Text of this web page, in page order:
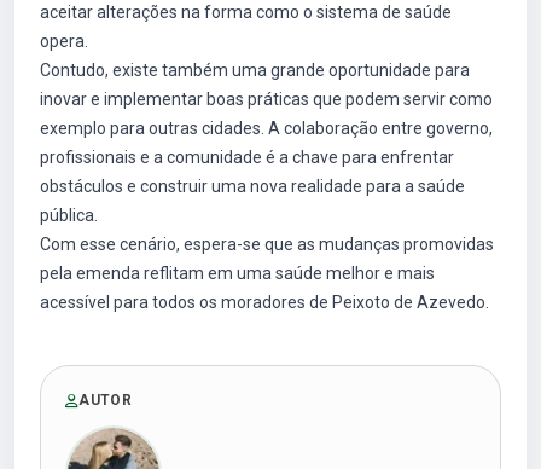
aceitar alterações na forma como o sistema de saúde
opera.
Contudo, existe também uma grande oportunidade para
inovar e implementar boas práticas que podem servir como
exemplo para outras cidades. A colaboração entre governo,
profissionais e a comunidade é a chave para enfrentar
obstáculos e construir uma nova realidade para a saúde
pública.
Com esse cenário, espera-se que as mudanças promovidas
pela emenda reflitam em uma saúde melhor e mais
acessível para todos os moradores de Peixoto de Azevedo.
AUTOR